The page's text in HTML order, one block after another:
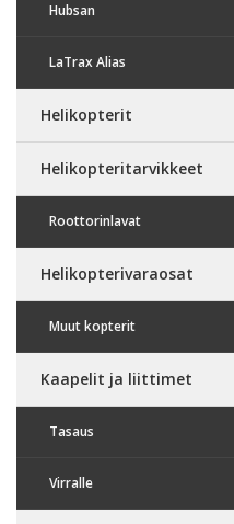
Hubsan
LaTrax Alias
Helikopterit
Helikopteritarvikkeet
Roottorinlavat
Helikopterivaraosat
Muut kopterit
Kaapelit ja liittimet
Tasaus
Virralle